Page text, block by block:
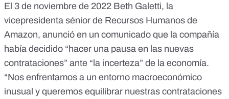
El 3 de noviembre de 2022 Beth Galetti, la
vicepresidenta sénior de Recursos Humanos de
Amazon, anunció en un comunicado que la compañía
había decidido “hacer una pausa en las nuevas
contrataciones” ante “la incerteza” de la economía.
“Nos enfrentamos a un entorno macroeconómico
inusual y queremos equilibrar nuestras contrataciones